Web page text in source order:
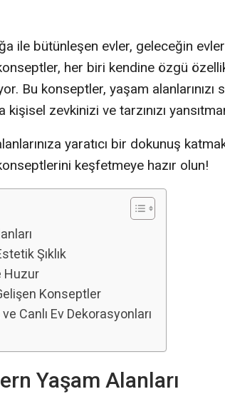
ile bütünleşen evler, geleceğin
her biri kendine özgü
Bu konseptler, yaşam alanlarınızı
zevkinizi ve tarzınızı
yaratıcı bir dokunuş
keşfetmeye hazır olun!
Şıklık
Huzur
Konseptler
Canlı Ev Dekorasyonları
Yaşam Alanları